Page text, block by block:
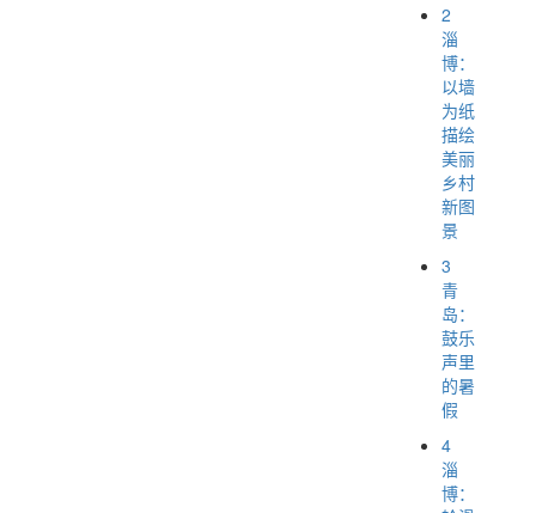
2
淄
博：
以墙
为纸
描绘
美丽
乡村
新图
景
3
青
岛：
鼓乐
声里
的暑
假
4
淄
博：